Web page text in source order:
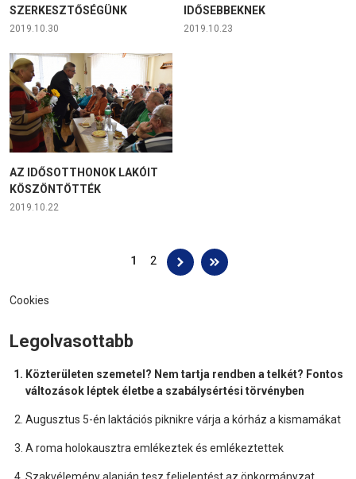
SZERKESZTŐSÉGÜNK
2019.10.30
IDŐSEBBEKNEK
2019.10.23
AZ IDŐSOTTHONOK LAKÓIT
KÖSZÖNTÖTTÉK
2019.10.22
1 2
Cookies
Legolvasottabb
Közterületen szemetel? Nem tartja rendben a telkét? Fontos
változások léptek életbe a szabálysértési törvényben
Augusztus 5-én laktációs piknikre várja a kórház a kismamákat
A roma holokausztra emlékeztek és emlékeztettek
Szakvélemény alapján tesz feljelentést az önkormányzat